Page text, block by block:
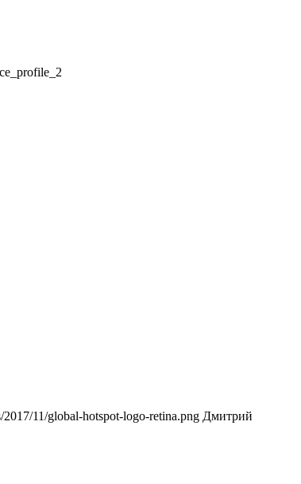
11/global-hotspot-logo-retina.png Дмитрий